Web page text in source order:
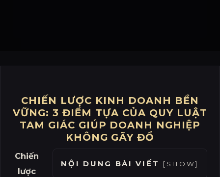
CHIẾN LƯỢC KINH DOANH BỀN
VỮNG: 3 ĐIỂM TỰA CỦA QUY LUẬT
TAM GIÁC GIÚP DOANH NGHIỆP
KHÔNG GÃY ĐỔ
NỘI DUNG BÀI VIẾT [ SHOW]
Chiến
lược